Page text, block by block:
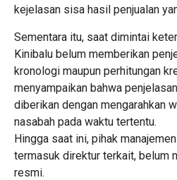
kejelasan sisa hasil penjualan
Sementara itu, saat dimintai
Kinibalu belum memberikan
kronologi maupun perhitungan
menyampaikan bahwa
diberikan dengan mengarahkan
nasabah pada waktu tertentu.
Hingga saat ini, pihak
termasuk direktur terkait, belum
resmi.